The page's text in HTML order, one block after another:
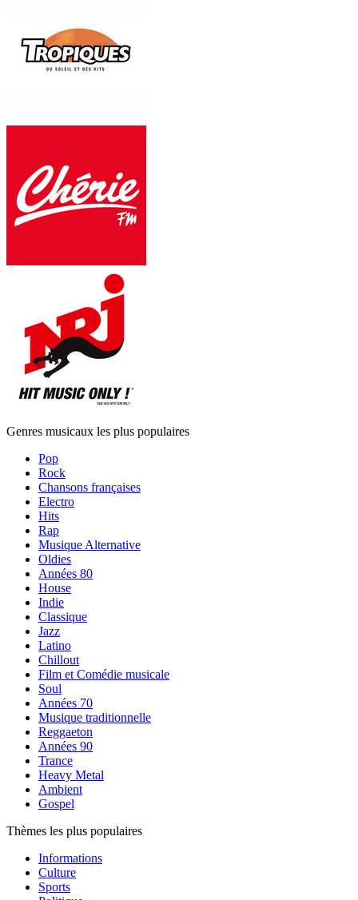
Genres musicaux les plus populaires
Pop
Rock
Chansons françaises
Electro
Hits
Rap
Musique Alternative
Oldies
Années 80
House
Indie
Classique
Jazz
Latino
Chillout
Film et Comédie musicale
Soul
Années 70
Musique traditionnelle
Reggaeton
Années 90
Trance
Heavy Metal
Ambient
Gospel
Thèmes les plus populaires
Informations
Culture
Sports